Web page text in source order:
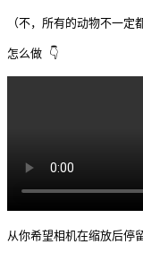
（不，所有的动物不一定
怎么做 👇
从你希望相机在缩放后停